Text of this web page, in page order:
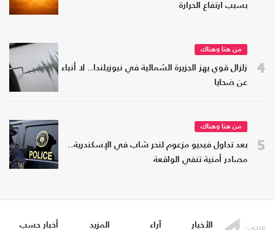
بسبب ارتفاع الحرارة
4
من هنا وهناك
زلزال قوي يهز الجزيرة الشمالية في نيوزيلندا.. لا أنباء
عن ضحايا
5
من هنا وهناك
بعد تداول فيديو مزعوم لنحر شاب في الإسكندرية..
مصادر أمنية تنفي الواقعة
الأخبار آراء المزيد
أخبار حسب